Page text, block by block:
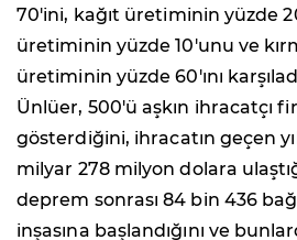
70'ini, kağıt üretiminin yüzde
üretiminin yüzde 10'unu ve
üretiminin yüzde 60'ını
Ünlüer, 500'ü aşkın ihracatçı
gösterdiğini, ihracatın geçen yıl
milyar 278 milyon dolara
deprem sonrası 84 bin 436
inşasına başlandığını ve